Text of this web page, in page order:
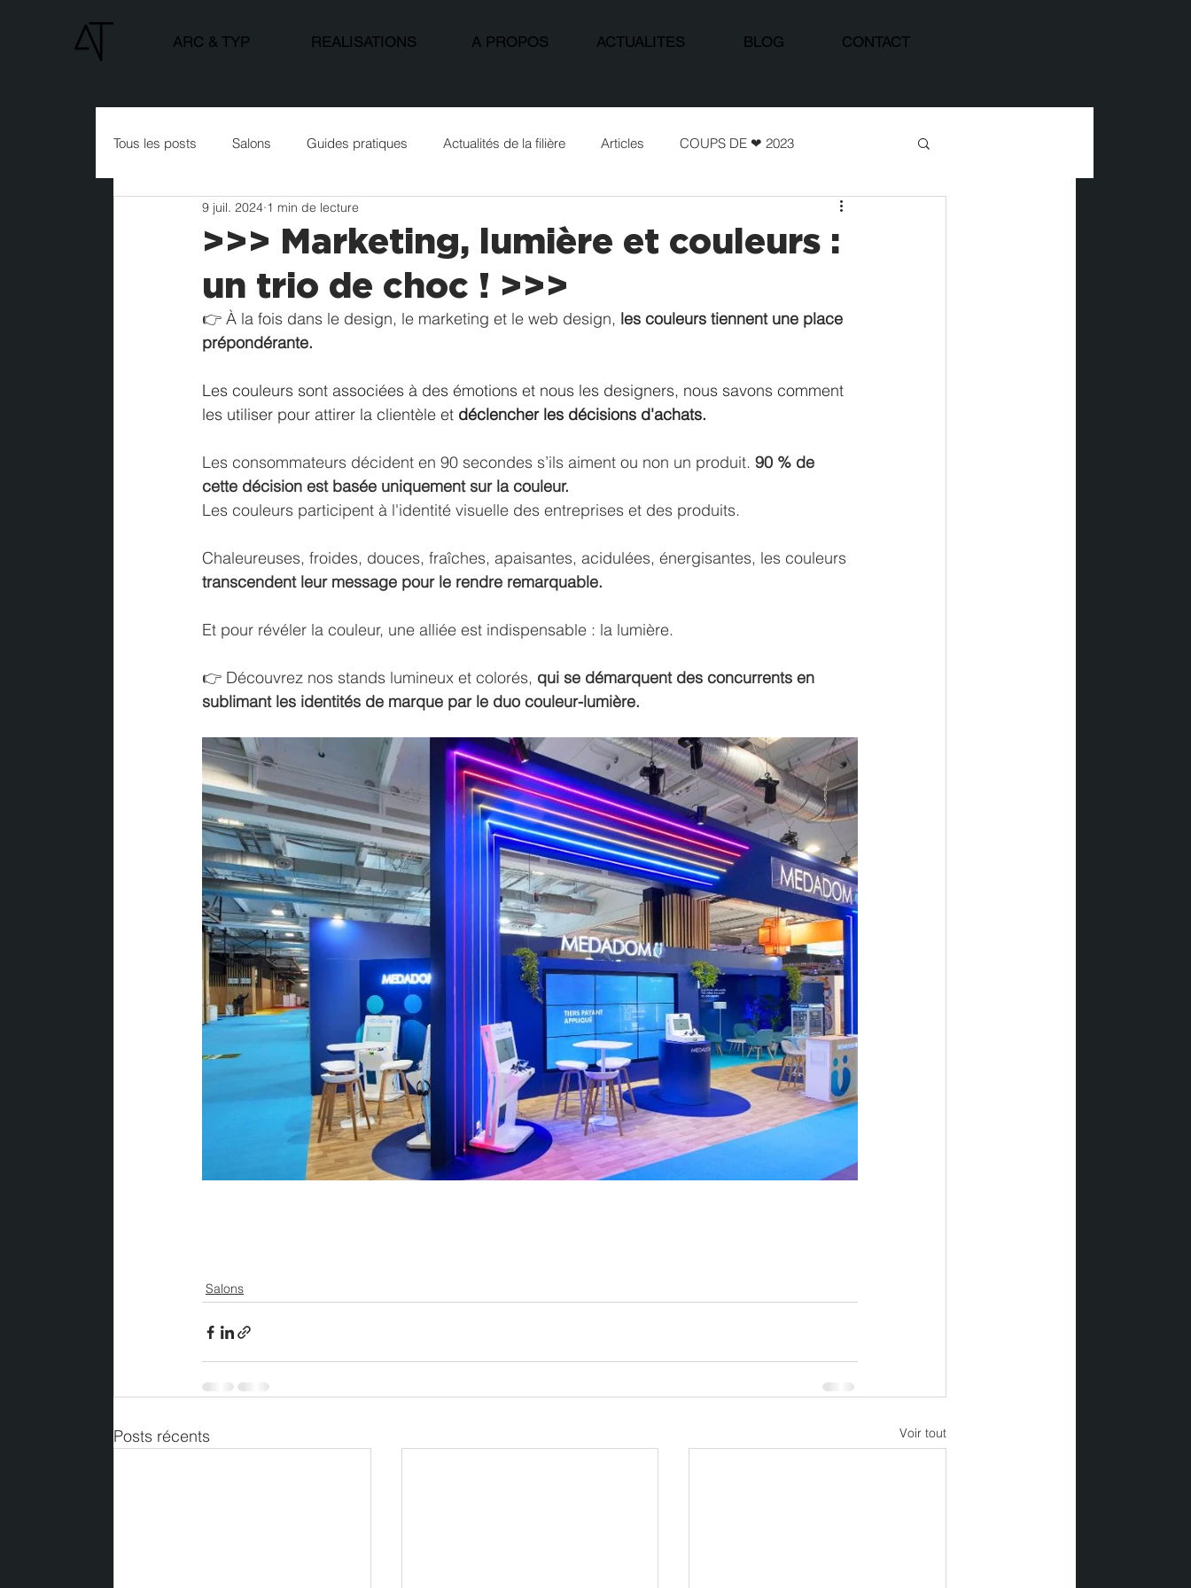
ARC & TYP REALISATIONS A PROPOS ACTUALITES BLOG CONTACT
Tous les posts Salons Guides pratiques Actualités de la filière Articles COUPS DE ❤ 2023
>>> Marketing, lumière et couleurs :
un trio de choc ! >>>
9 juil. 2024 1 min de lecture
👉 À la fois dans le design, le marketing et le web design, les couleurs tiennent une place
prépondérante.
Les couleurs sont associées à des émotions et nous les designers, nous savons comment
les utiliser pour attirer la clientèle et déclencher les décisions d'achats.
Les consommateurs décident en 90 secondes s’ils aiment ou non un produit. 90 % de
cette décision est basée uniquement sur la couleur.
Les couleurs participent à l'identité visuelle des entreprises et des produits.
Chaleureuses, froides, douces, fraîches, apaisantes, acidulées, énergisantes, les couleurs
transcendent leur message pour le rendre remarquable.
Et pour révéler la couleur, une alliée est indispensable : la lumière.
👉 Découvrez nos stands lumineux et colorés, qui se démarquent des concurrents en
sublimant les identités de marque par le duo couleur-lumière.
Salons
Posts récents Voir tout